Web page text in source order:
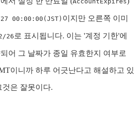
00:00:00(JST) 이지만 오른쪽 이미
26 로 표시됩니다. 이는 '계정 기한'에
어 그 날짜가 종일 유효한지 여부로
이니까 하루 어긋난다고 해설하고 있
은 잘못이다.